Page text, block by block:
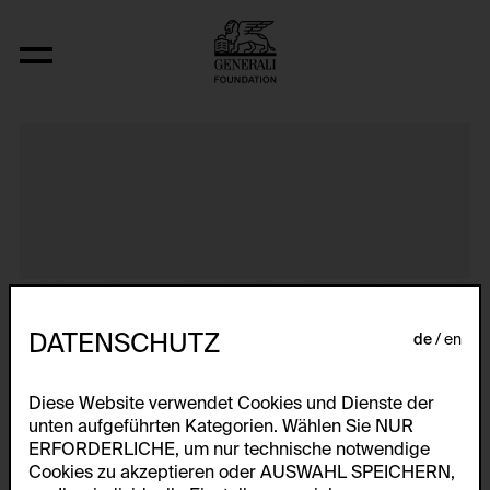
Primapara, Bathing Series
DATENSCHUTZ de en
Diese Website verwendet Cookies und Dienste der
unten aufgeführten Kategorien. Wählen Sie NUR
ERFORDERLICHE, um nur technische notwendige
Cookies zu akzeptieren oder AUSWAHL SPEICHERN,